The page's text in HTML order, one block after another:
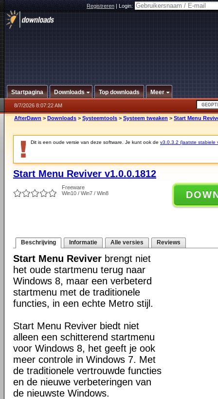
Registreren|Login:
Startpagina Downloads Top downloads Meer
8/7/2026 8:07:22 AM
AfterDawn > Downloads > Systeemtools > Systeem tweaken > Start Menu
Dit is een oude versie van deze software. Je kunt ook de v3.0.3.2 (laatste stabiele
Start Menu Reviver v1.0.0.1812
Freeware
Win10 / Win7 / Win8
Beschrijving Informatie Alle versies Reviews
Start Menu Reviver brengt niet
het oude startmenu terug naar
Windows 8, maar een verbeterd
startmenu met de traditionele
functies, in een echte Metro stijl.
Start Menu Reviver biedt niet
alleen een schitterend startmenu
voor Windows 8, het geeft je ook
meer controle in Windows 7. Met
de traditionele vertrouwde functies
en de nieuwe verbeteringen van
de nieuwste Windows.